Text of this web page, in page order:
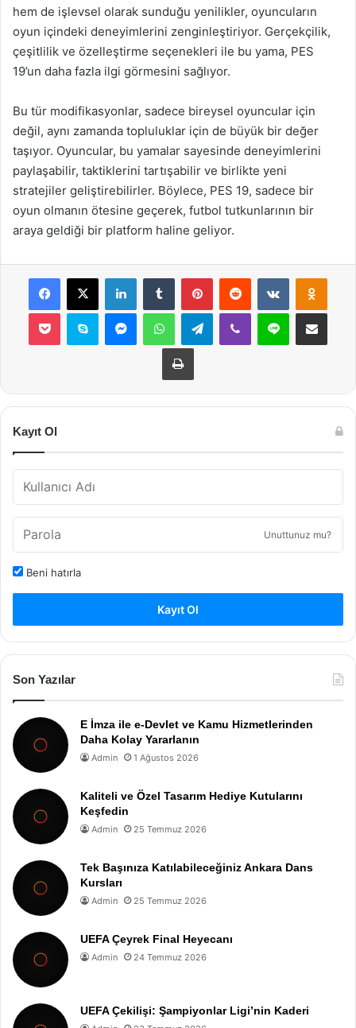
hem de işlevsel olarak sunduğu yenilikler, oyuncuların
oyun içindeki deneyimlerini zenginleştiriyor. Gerçekçilik,
çeşitlilik ve özelleştirme seçenekleri ile bu yama, PES
19’un daha fazla ilgi görmesini sağlıyor.
Bu tür modifikasyonlar, sadece bireysel oyuncular için
değil, aynı zamanda topluluklar için de büyük bir değer
taşıyor. Oyuncular, bu yamalar sayesinde deneyimlerini
paylaşabilir, taktiklerini tartışabilir ve birlikte yeni
stratejiler geliştirebilirler. Böylece, PES 19, sadece bir
oyun olmanın ötesine geçerek, futbol tutkunlarının bir
araya geldiği bir platform haline geliyor.
Facebook
X LinkedInTumblr PinterestReddit VKontakte
Pocket Skype MessengerWhatsAppTelegramViber Line E-Posta ile
Yazdır
Kayıt Ol
Unuttunuz mu?
Beni hatırla
Kayıt Ol
Son Yazılar
E İmza ile e-Devlet ve Kamu Hizmetlerinden
Daha Kolay Yararlanın
Admin 1 Ağustos 2026
Kaliteli ve Özel Tasarım Hediye Kutularını
Keşfedin
Admin 25 Temmuz 2026
Tek Başınıza Katılabileceğiniz Ankara Dans
Kursları
Admin 25 Temmuz 2026
UEFA Çeyrek Final Heyecanı
Admin 24 Temmuz 2026
UEFA Çekilişi: Şampiyonlar Ligi’nin Kaderi